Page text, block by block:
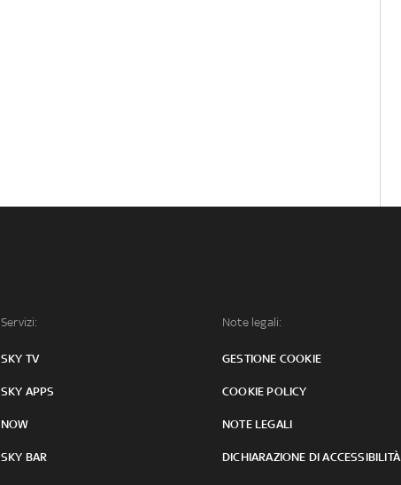
Servizi:
SKY TV
SKY APPS
NOW
SKY BAR
Note legali:
GESTIONE COOKIE
COOKIE POLICY
NOTE LEGALI
DICHIARAZIONE DI ACCESSIBILITÀ